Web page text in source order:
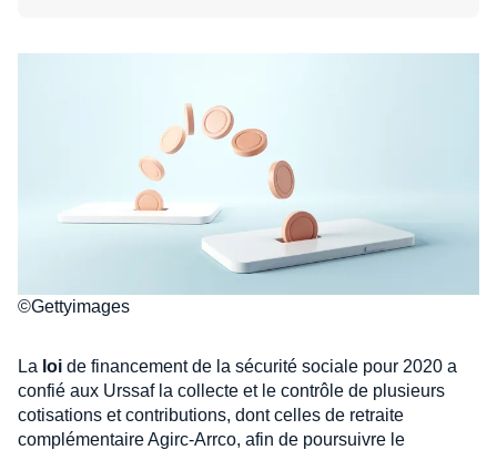
©Gettyimages
La loi de financement de la sécurité sociale pour 2020 a
confié aux Urssaf la collecte et le contrôle de plusieurs
cotisations et contributions, dont celles de retraite
complémentaire Agirc-Arrco, afin de poursuivre le